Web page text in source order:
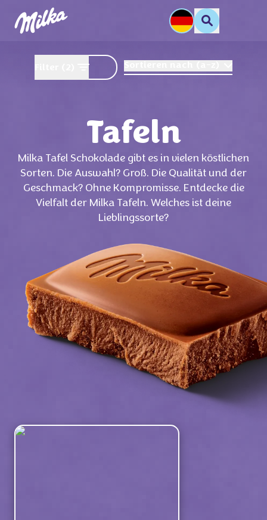
Tafeln
Milka Tafel Schokolade gibt es in vielen köstlichen
Sorten. Die Auswahl? Groß. Die Qualität und der
Geschmack? Ohne Kompromisse. Entdecke die
Vielfalt der Milka Tafeln. Welches ist deine
Lieblingssorte?